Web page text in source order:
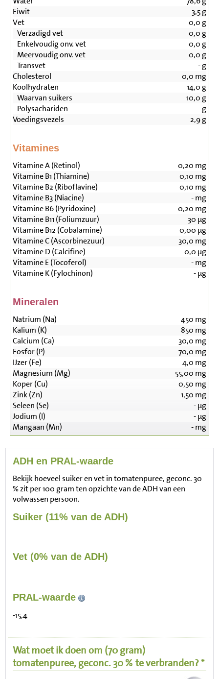
Eiwit
3,5g
Vet
0,0 g
Verzadigd vet
0,0 g
Enkelvoudig onv. vet
0,0 g
Meervoudig onv. vet
0,0 g
Transvet
-g
Cholesterol
0,0 mg
Koolhydraten
14,0 g
Waarvan suikers
10,0 g
Polysachariden
-g
Voedingsvezels
2,9g
Vitamines
Vitamine A (Retinol) 0,20 mg
Vitamine B1 (Thiamine)
0,10 mg
Vitamine B2 (Riboflavine)
0,10 mg
Vitamine B3 (Niacine)
-mg
Vitamine B6 (Pyridoxine)
0,20 mg
Vitamine B11 (Foliumzuur)
30 µg
Vitamine B12 (Cobalamine)
0,00 µg
Vitamine C (Ascorbinezuur)
30,0 mg
Vitamine D (Calcifine)
0,0 µg
Vitamine E (Tocoferol)
-mg
Vitamine K (Fylochinon)
-µg
Mineralen
Natrium (Na) 450 mg
Kalium (K)
850 mg
Calcium (Ca)
30,0 mg
Fosfor (P)
70,0 mg
IJzer (Fe)
4,0 mg
Magnesium (Mg)
55,00 mg
Koper (Cu)
0,50 mg
Zink (Zn)
1,50 mg
Seleen (Se)
-µg
Jodium (I)
-µg
Mangaan (Mn)
-mg
ADH en PRAL-waarde
Bekijk hoeveel suiker en vet in tomatenpuree, geconc. 30
% zit per 100 gram ten opzichte van de ADH van een
volwassen persoon.
Suiker (11% van de ADH)
Vet (0% van de ADH)
PRAL-waarde
-15,4
Wat moet ik doen om (70 gram)
tomatenpuree, geconc. 30 % te verbranden? *
Zitten, tv kijken
Wandelen (5 km/uur) 9